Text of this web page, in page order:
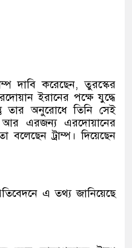
দাবি করেছেন, তুরস্কের
ইরানের পক্ষে যুদ্ধে
তার অনুরোধে তিনি সেই
আর এরজন্য এরদোয়ানের
বলেছেন ট্রাম্প। দিয়েছেন
এ তথ্য জানিয়েছে